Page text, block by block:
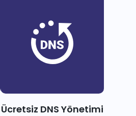
Ücretsiz DNS Yönetimi